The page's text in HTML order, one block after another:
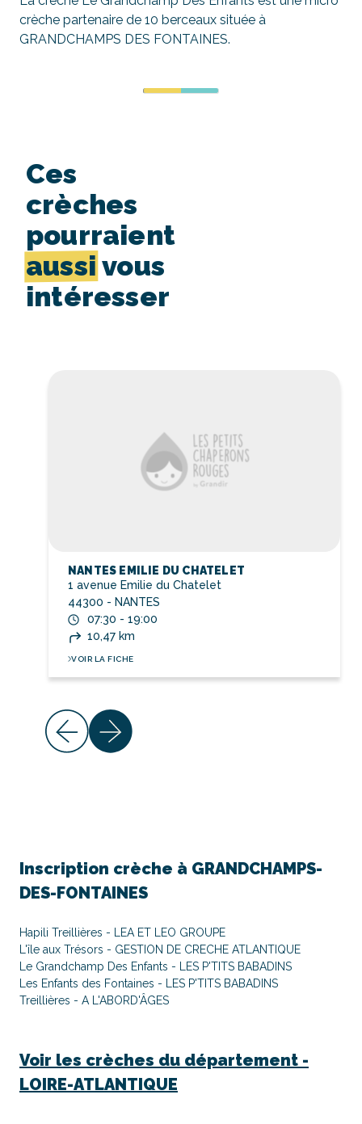
crèche partenaire de 10 berceaux située à
GRANDCHAMPS DES FONTAINES.
Ces
crèches
pourraient
aussi vous
intéresser
NANTES EMILIE DU CHATELET
1 avenue Emilie du Chatelet
44300 - NANTES
07:30 - 19:00
10,47 km
VOIR LA FICHE
Inscription crèche à GRANDCHAMPS-
DES-FONTAINES
Hapili Treillières - LEA ET LEO GROUPE
L'île aux Trésors - GESTION DE CRECHE ATLANTIQUE
Le Grandchamp Des Enfants - LES P'TITS BABADINS
Les Enfants des Fontaines - LES P'TITS BABADINS
Treillières - A L'ABORD'ÂGES
Voir les crèches du département -
LOIRE-ATLANTIQUE